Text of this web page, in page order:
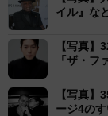
イル』な
【写真】
「ザ・フ
【写真
ージ4の